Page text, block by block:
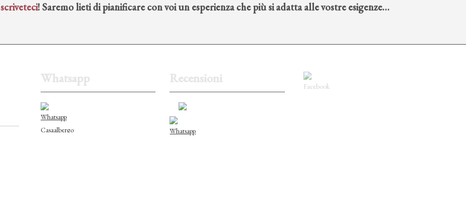
scriveteci! Saremo lieti di pianificare con voi un esperienza che più si adatta alle vostre esigenze…
Whatsapp Recensioni